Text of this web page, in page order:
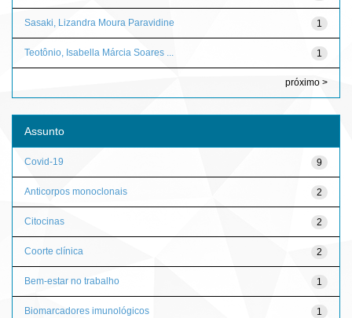
1
Sasaki, Lizandra Moura Paravidine
1
Teotônio, Isabella Márcia Soares ...
próximo >
Assunto
9
Covid-19
2
Anticorpos monoclonais
2
Citocinas
2
Coorte clínica
1
Bem-estar no trabalho
1
Biomarcadores imunológicos